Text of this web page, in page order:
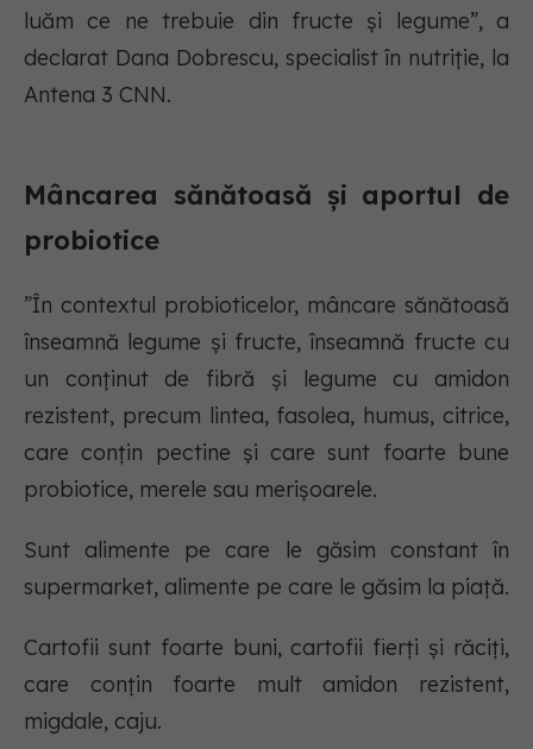
luăm ce ne trebuie din fructe și legume”, a
declarat Dana Dobrescu, specialist în nutriție, la
Antena 3 CNN.
Mâncarea sănătoasă și aportul de
probiotice
”În contextul probioticelor, mâncare sănătoasă
înseamnă legume și fructe, înseamnă fructe cu
un conținut de fibră și legume cu amidon
rezistent, precum lintea, fasolea, humus, citrice,
care conțin pectine și care sunt foarte bune
probiotice, merele sau merișoarele.
Sunt alimente pe care le găsim constant în
supermarket, alimente pe care le găsim la piață.
Cartofii sunt foarte buni, cartofii fierți și răciți,
care conțin foarte mult amidon rezistent,
migdale, caju.